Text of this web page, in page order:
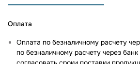
Оплата
Оплата по безналичному расчету
по безналичному расчету через